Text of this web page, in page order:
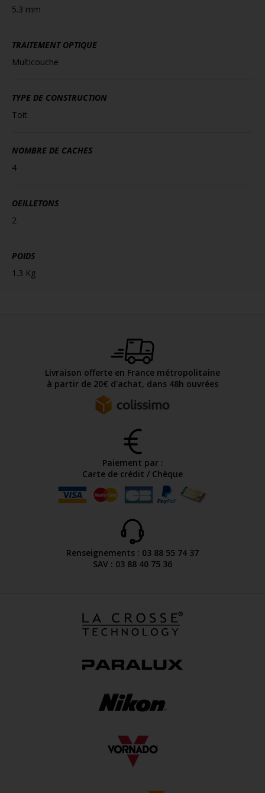
5.3 mm
TRAITEMENT OPTIQUE
Multicouche
TYPE DE CONSTRUCTION
Toit
NOMBRE DE CACHES
4
OEILLETONS
2
POIDS
1.3 Kg
Livraison offerte en France métropolitaine
à partir de 20€ d'achat, dans 48h ouvrées
Paiement par :
Carte de crédit / Chèque
Renseignements : 03 88 55 74 37
SAV : 03 88 40 75 36